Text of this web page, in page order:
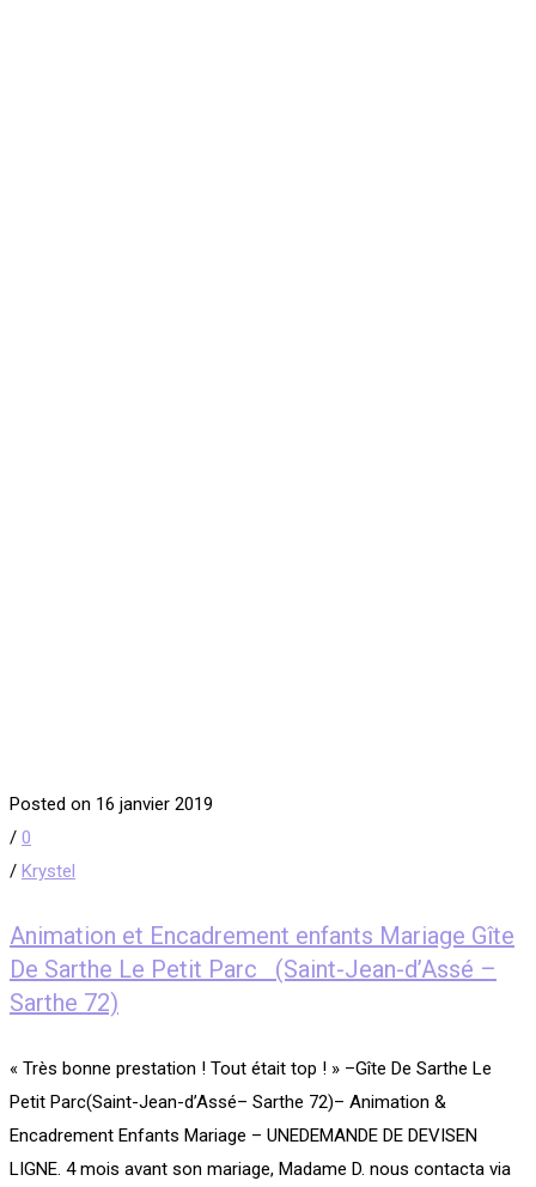
Posted on 16 janvier 2019
/ 0
/ Krystel
Animation et Encadrement enfants Mariage Gîte
De Sarthe Le Petit Parc (Saint-Jean-d’Assé –
Sarthe 72)
« Très bonne prestation ! Tout était top ! » –Gîte De Sarthe Le
Petit Parc(Saint-Jean-d’Assé– Sarthe 72)– Animation &
Encadrement Enfants Mariage – UNEDEMANDE DE DEVISEN
LIGNE. 4 mois avant son mariage, Madame D. nous contacta via